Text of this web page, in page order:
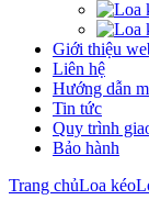
Giới thiệu
Liên hệ
Hướng dẫn
Tin tức
Quy trình
Bảo hành
Trang chủLoa kéo